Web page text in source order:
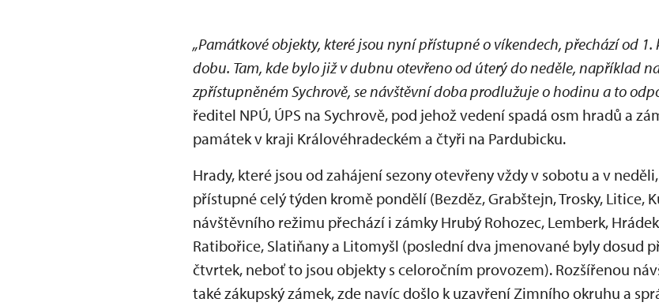
„Památkové objekty, které jsou nyní přístupné o víkendech, přechází od
dobu. Tam, kde bylo již v dubnu otevřeno od úterý do neděle, například
zpřístupněném Sychrově, se návštěvní doba prodlužuje o hodinu a to
ředitel NPÚ, ÚPS na Sychrově, pod jehož vedení spadá osm hradů a
památek v kraji Královéhradeckém a čtyři na Pardubicku.
Hrady, které jsou od zahájení sezony otevřeny vždy v sobotu a v
přístupné celý týden kromě pondělí (Bezděz, Grabštejn, Trosky, Litice,
návštěvního režimu přechází i zámky Hrubý Rohozec, Lemberk,
Ratibořice, Slatiňany a Litomyšl (poslední dva jmenované byly dosud
čtvrtek, neboť to jsou objekty s celoročním provozem). Rozšířenou
také zákupský zámek, zde navíc došlo k uzavření Zimního okruhu a